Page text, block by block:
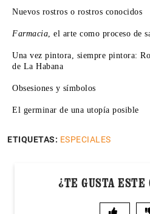
Nuevos rostros o rostros conocidos
Farmacia, el arte como proceso de
Una vez pintora, siempre pintora:
de La Habana
Obsesiones y símbolos
El germinar de una utopía posible
ETIQUETAS: ESPECIALES
¿TE GUSTA ESTE